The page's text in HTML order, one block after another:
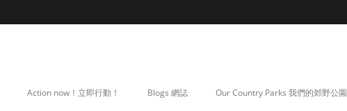
Action now！立即行動！ Blogs 網誌 Our Country Parks 我們的郊野公園